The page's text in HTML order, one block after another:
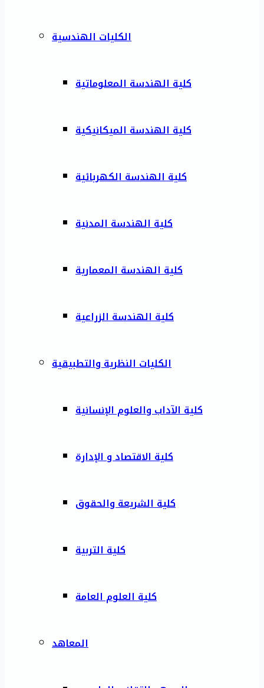
الكليات الهندسية
كلية الهندسة المعلوماتية
كلية الهندسة الميكانيكية
كلية الهندسة الكهربائية
كلية الهندسة المدنية
كلية الهندسة المعمارية
كلية الهندسة الزراعية
الكليات النظرية والتطبيقية
كلية الآداب والعلوم الإنسانية
كلية الاقتصاد و الإدارة
كلية الشريعة والحقوق
كلية التربية
كلية العلوم العامة
المعاهد